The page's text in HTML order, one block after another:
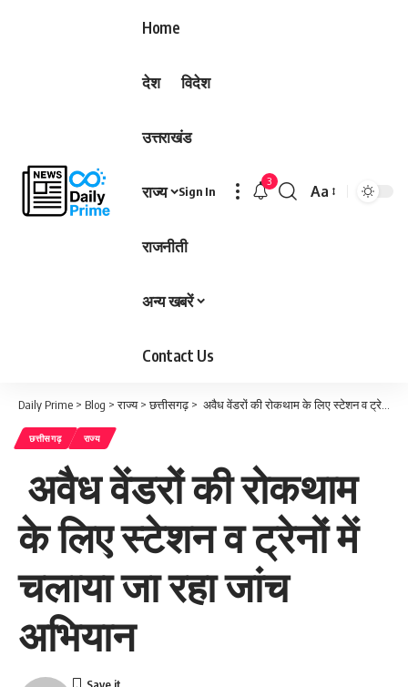
Home
देश विदेश
उत्तराखंड
राज्य
राजनीती
अन्य खबरें
Contact Us
Sign In
3
Font
Aa
Daily Prime > Blog >राज्य>छत्तीसगढ़> अवैध वेंडरों की रोकथाम के लिए स्टेशन व ट्रेनों में चलाया जा रहा जांच अभियान
छत्तीसगढ़ राज्य
अवैध वेंडरों की रोकथाम
के लिए स्टेशन व ट्रेनों में
चलाया जा रहा जांच
अभियान